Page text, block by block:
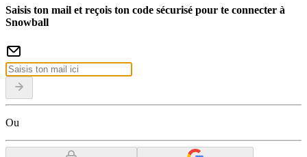
Saisis ton mail et reçois ton code sécurisé pour te connecter à
Snowball
Ou